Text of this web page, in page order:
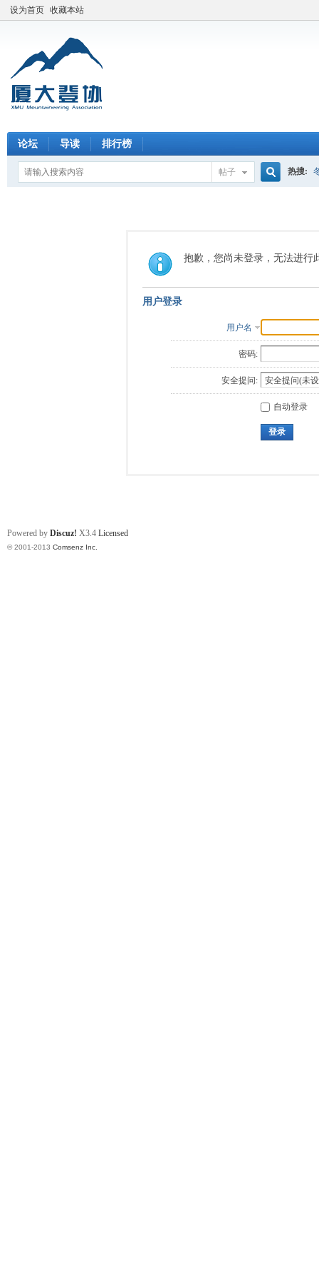
设为首页 收藏本站
论坛 导读 排行榜
帖子
索
热搜:
抱歉，您尚未登录，无法进行
用户登录
用户名
密码:
安全提问:
自动登录
登录
Powered by Discuz! X3.4 Licensed
© 2001-2013 Comsenz Inc.